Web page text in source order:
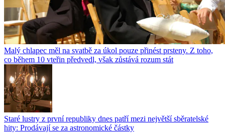
Malý chlapec měl na svatbě za úkol pouze přinést prsteny. Z toho,
co během 10 vteřin předvedl, však zůstává rozum stát
Staré lustry z první republiky dnes patří mezi největší sběratelské
hity: Prodávají se za astronomické částky